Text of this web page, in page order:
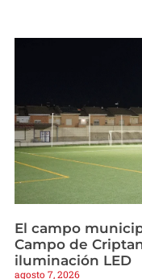
El campo
Campo de
iluminación LED
agosto 7, 2026